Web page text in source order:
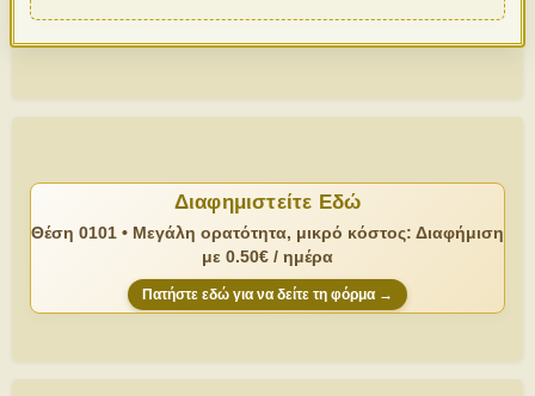
Διαφημιστείτε Εδώ
Θέση 0101 • Μεγάλη ορατότητα, μικρό κόστος: Διαφήμιση
με 0.50€ / ημέρα
Πατήστε εδώ για να δείτε τη φόρμα →